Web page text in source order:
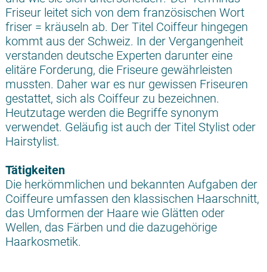
Friseur leitet sich von dem französischen Wort
friser = kräuseln ab. Der Titel Coiffeur hingegen
kommt aus der Schweiz. In der Vergangenheit
verstanden deutsche Experten darunter eine
elitäre Forderung, die Friseure gewährleisten
mussten. Daher war es nur gewissen Friseuren
gestattet, sich als Coiffeur zu bezeichnen.
Heutzutage werden die Begriffe synonym
verwendet. Geläufig ist auch der Titel Stylist oder
Hairstylist.
Tätigkeiten
Die herkömmlichen und bekannten Aufgaben der
Coiffeure umfassen den klassischen Haarschnitt,
das Umformen der Haare wie Glätten oder
Wellen, das Färben und die dazugehörige
Haarkosmetik.